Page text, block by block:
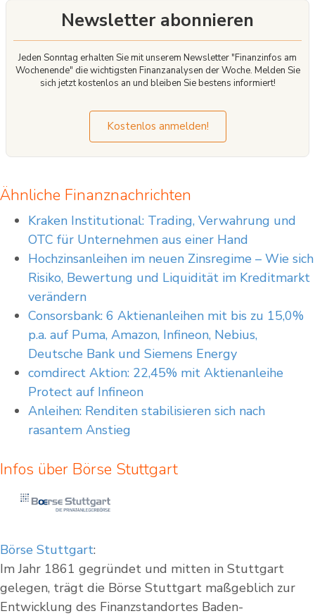
Newsletter abonnieren
Jeden Sonntag erhalten Sie mit unserem Newsletter "Finanzinfos am
Wochenende" die wichtigsten Finanzanalysen der Woche. Melden Sie
sich jetzt kostenlos an und bleiben Sie bestens informiert!
Kostenlos anmelden!
Ähnliche Finanznachrichten
Kraken Institutional: Trading, Verwahrung und
OTC für Unternehmen aus einer Hand
Hoch­zins­an­lei­hen im neu­en Zins­re­gime – Wie sich
Risiko, Bewertung und Liquidität im Kreditmarkt
verändern
Consorsbank: 6 Aktienanleihen mit bis zu 15,0%
p.a. auf Puma, Amazon, Infineon, Nebius,
Deutsche Bank und Siemens Energy
comdirect Aktion: 22,45% mit Aktienanleihe
Protect auf Infineon
Anleihen: Renditen stabilisieren sich nach
rasantem Anstieg
Infos über Börse Stuttgart
Börse Stuttgart:
Im Jahr 1861 gegründet und mitten in Stuttgart
gelegen, trägt die Börse Stuttgart maßgeblich zur
Entwicklung des Finanzstandortes Baden-